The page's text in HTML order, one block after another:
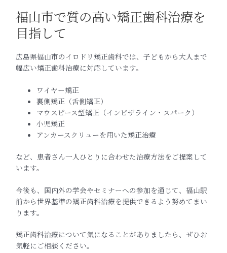
福山市で質の高い矯正歯科治療を
目指して
広島県福山市のイロドリ矯正歯科では、子どもから大人まで
幅広い矯正歯科治療に対応しています。
ワイヤー矯正
裏側矯正（舌側矯正）
マウスピース型矯正（インビザライン・スパーク）
小児矯正
アンカースクリューを用いた矯正治療
など、患者さん一人ひとりに合わせた治療方法をご提案して
います。
今後も、国内外の学会やセミナーへの参加を通じて、福山駅
前から世界基準の矯正歯科治療を提供できるよう努めてまい
ります。
矯正歯科治療について気になることがありましたら、ぜひお
気軽にご相談ください。